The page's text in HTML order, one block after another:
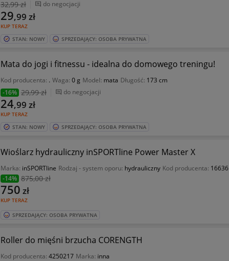
32,99 zł do negocjacji
KUP TERAZ
29,99 zł
STAN: NOWY SPRZEDAJĄCY: OSOBA PRYWATNA
Mata do jogi i fitnessu - idealna do domowego treningu!
Kod producenta: . Waga: 0 g Model: mata Długość: 173 cm
-16% 29,99 zł do negocjacji
KUP TERAZ
24,99 zł
STAN: NOWY SPRZEDAJĄCY: OSOBA PRYWATNA
Wioślarz hydrauliczny inSPORTline Power Master X
Marka: inSPORTline Rodzaj - system oporu: hydrauliczny Kod producenta: 16636
-14% 875,00 zł
KUP TERAZ
750 zł
SPRZEDAJĄCY: OSOBA PRYWATNA
Roller do mięśni brzucha CORENGTH
Kod producenta: 4250217 Marka: inna